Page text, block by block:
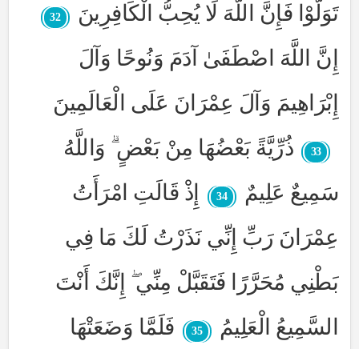
تَوَلَّوْا فَإِنَّ اللَّهَ لَا يُحِبُّ الْكَافِرِينَ
32
إِنَّ اللَّهَ اصْطَفَىٰ آدَمَ وَنُوحًا وَآلَ
إِبْرَاهِيمَ وَآلَ عِمْرَانَ عَلَى الْعَالَمِينَ
33
ذُرِّيَّةً بَعْضُهَا مِنْ بَعْضٍ ۗ وَاللَّهُ
سَمِيعٌ عَلِيمٌ
34
إِذْ قَالَتِ امْرَأَتُ
عِمْرَانَ رَبِّ إِنِّي نَذَرْتُ لَكَ مَا فِي
بَطْنِي مُحَرَّرًا فَتَقَبَّلْ مِنِّي ۖ إِنَّكَ أَنْتَ
السَّمِيعُ الْعَلِيمُ
35
فَلَمَّا وَضَعَتْهَا